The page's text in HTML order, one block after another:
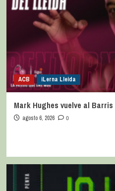
ACB iLerna Lleida
Mark Hughes vuelve al Barris
agosto 6, 2026 0